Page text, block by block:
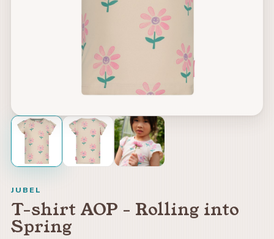
JUBEL
T-shirt AOP - Rolling into
Spring